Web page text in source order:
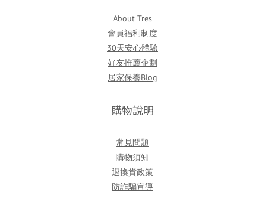
About Tres
會員福利制度
30天安心體驗
好友推薦企劃
居家保養Blog
購物說明
常見問題
購物須知
退換貨政策
防詐騙宣導